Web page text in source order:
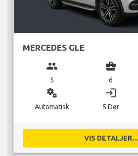
MERCEDES GLE
group
5
business_center
6
miscellaneous_services
Automatisk
login
5 Dør
VIS DETALJER...